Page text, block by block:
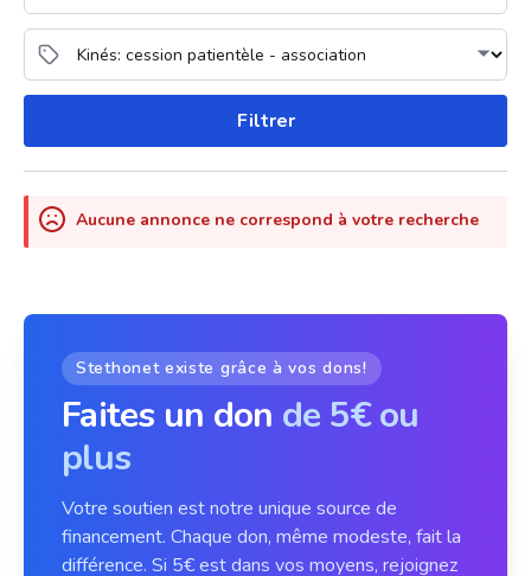
Filtrer
Aucune annonce ne correspond à votre recherche
Stethonet existe grâce à vos dons!
Faites un don de 5€ ou
plus
Votre soutien est notre unique source de
financement. Chaque don, même modeste, fait la
différence. Si 5€ est dans vos moyens, rejoignez